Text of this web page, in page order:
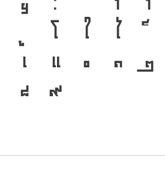
โ ใ ไ
เ แ ๐ ๑ ๒
๘ ๙